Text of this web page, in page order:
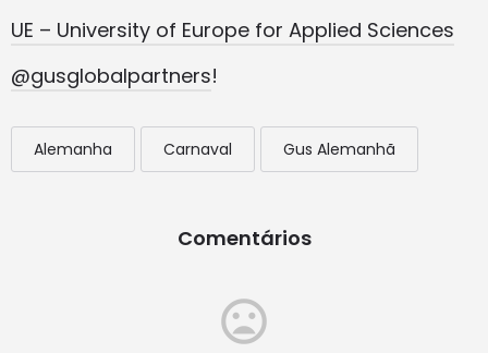
UE – University of Europe for Applied Sciences
@gusglobalpartners!
Alemanha Carnaval Gus Alemanhã
Comentários